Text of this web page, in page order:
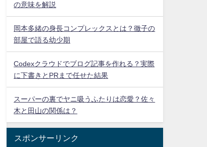
の意味を解説
岡本多緒の身長コンプレックスとは？徹子の
部屋で語る幼少期
Codexクラウドでブログ記事を作れる？実際
に下書きとPRまで任せた結果
スーパーの裏でヤニ吸うふたりは恋愛？佐々
木と田山の関係は？
スポンサーリンク